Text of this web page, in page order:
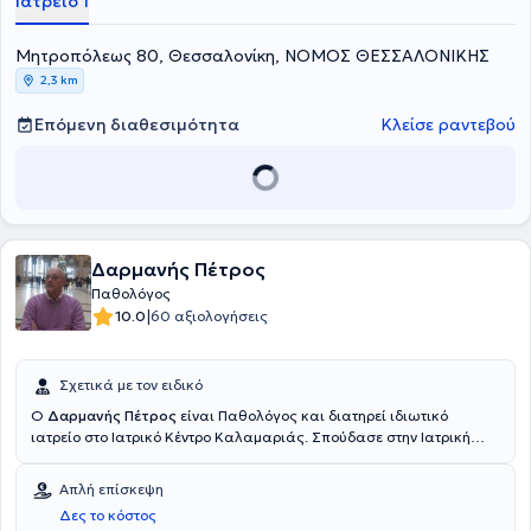
προληπτικό έλεγχο - check up, αξιολόγηση εργαστηριακού ελέγχου.
Μητροπόλεως 80, Θεσσαλονίκη, ΝΟΜΟΣ ΘΕΣΣΑΛΟΝΙΚΗΣ
2,3 km
Επόμενη διαθεσιμότητα Κλείσε ραντεβού
Δαρμανής Πέτρος
Παθολόγος
10.0|60 αξιολογήσεις
Σχετικά με τον ειδικό
O Δαρμανής Πέτρος είναι Παθολόγος και διατηρεί ιδιωτικό
ιατρείο στο Ιατρικό Κέντρο Καλαμαριάς. Σπούδασε στην Ιατρική
ειδικεύτηκε στην Παθολογία στο Πανεπιστημιακό Γενικό Νοσοκομείο
ΑΧΕΠΑ Θεσσαλονίκης. Διαθέτει πολυετή εμπειρία και κατάρτιση
ενώ εξειδικεύεται στην υπερλιπιδαιμία, στην αρτηριακή υπέρταση
Απλή επίσκεψη
Δες το κόστος